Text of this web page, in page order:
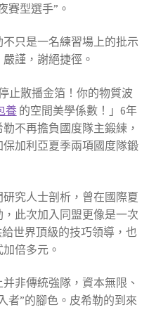
賽型選手”。
只是一名練習場上的批示
謹，謝絕捷徑。
止散播金箔！你的物質波
養的空間美學係數！」6年
不再擔負國度隊主鍛練，
加利亞夏季兩項國度隊鍛
究人士剖析，曾在國際夏
此次加入同盟更像是一次
世界頂級的技巧領導，也
倍多元。
非傳統強隊，資本無限、
者”的腳色。皮希勒的到來